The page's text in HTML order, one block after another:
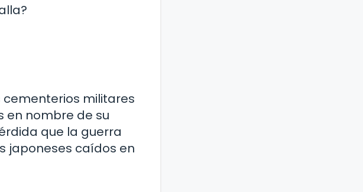
militares
en nombre de su
que la guerra
japoneses caídos en